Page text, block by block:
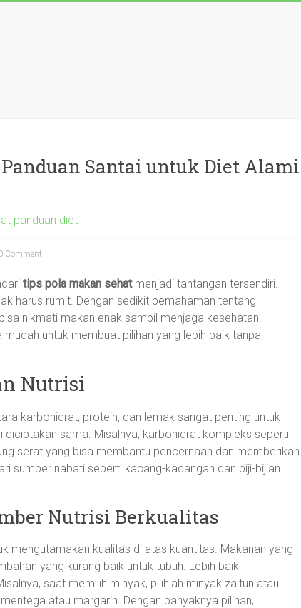
Santai untuk Diet Alami
panduan diet
Comment
tips pola makan sehatmenjadi tantangan tersendiri.
harus rumit. Dengan sedikit pemahaman tentang
nikmati makan enak sambil menjaga kesehatan.
untuk membuat pilihan yang lebih baik tanpa
Nutrisi
karbohidrat, protein, dan lemak sangat penting untuk
diciptakan sama. Misalnya, karbohidrat kompleks seperti
serat yang bisa membantu pencernaan dan memberikan
sumber nabati seperti kacang-kacangan dan biji-bijian
Nutrisi Berkualitas
mengutamakan kualitas di atas kuantitas. Makanan yang
yang kurang baik untuk tubuh. Lebih baik
saat memilih minyak, pilihlah minyak zaitun atau
atau margarin. Dengan banyaknya pilihan,